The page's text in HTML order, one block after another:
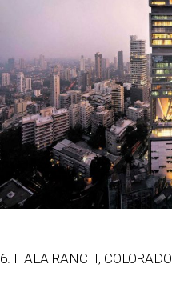
6. HALA RANCH, COLORADO